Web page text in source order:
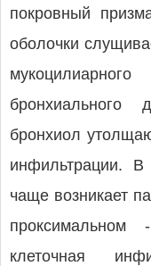
покровный
оболочки
бронхиол
инфильтрации. В
чаще возникает
проксимальном
клеточная